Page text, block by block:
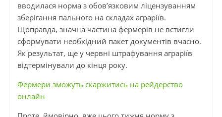
вводилася норма з обов’язковим ліцензуванням
зберігання пального на складах аграріїв.
Щоправда, значна частина фермерів не встигли
сформувати необхідний пакет документів вчасно.
Як результат, ще у червні штрафування аграріїв
відтермінували до кінця року.
Фермери зможуть скаржитись на рейдерство
онлайн